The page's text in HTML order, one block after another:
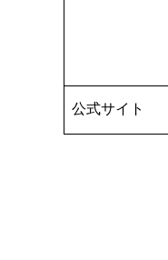
公式サイト